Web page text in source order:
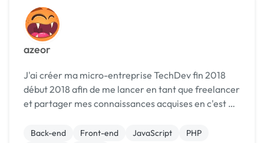
azeor
J'ai créer ma micro-entreprise TechDev fin 2018
début 2018 afin de me lancer en tant que freelancer
et partager mes connaissances acquises en c'est 4
pour élargir mes connaissances par biais d...
Back-end Front-end JavaScript
PHP